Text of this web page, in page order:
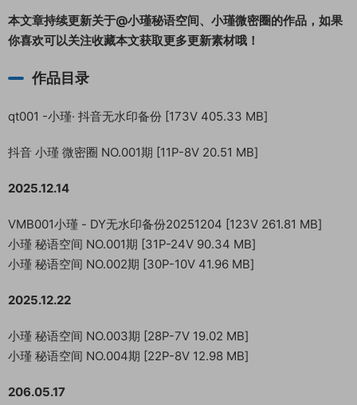
本文章持续更新关于@小瑾秘语空间、小瑾微密圈的作品，如果
你喜欢可以关注收藏本文获取更多更新素材哦！
作品目录
qt001 -小瑾· 抖音无水印备份 [173V 405.33 MB]
抖音 小瑾 微密圈 NO.001期 [11P-8V 20.51 MB]
2025.12.14
VMB001小瑾 - DY无水印备份20251204 [123V 261.81 MB]
小瑾 秘语空间 NO.001期 [31P-24V 90.34 MB]
小瑾 秘语空间 NO.002期 [30P-10V 41.96 MB]
2025.12.22
小瑾 秘语空间 NO.003期 [28P-7V 19.02 MB]
小瑾 秘语空间 NO.004期 [22P-8V 12.98 MB]
206.05.17